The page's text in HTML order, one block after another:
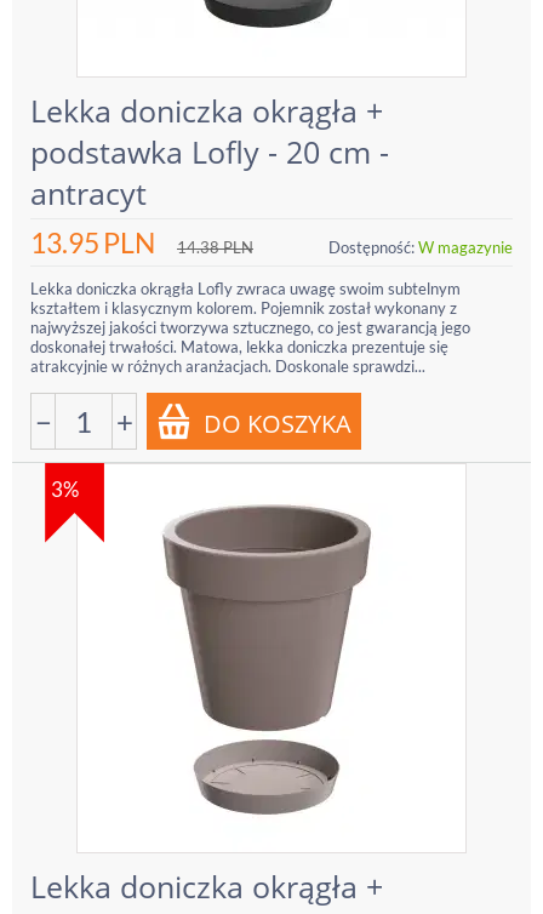
Lekka doniczka okrągła +
podstawka Lofly - 20 cm -
antracyt
13.95 PLN 14.38PLN Dostępność:W magazynie
Lekka doniczka okrągła Lofly zwraca uwagę swoim subtelnym
kształtem i klasycznym kolorem. Pojemnik został wykonany z
najwyższej jakości tworzywa sztucznego, co jest gwarancją jego
doskonałej trwałości. Matowa, lekka doniczka prezentuje się
atrakcyjnie w różnych aranżacjach. Doskonale sprawdzi...
− +
3%
Lekka doniczka okrągła +